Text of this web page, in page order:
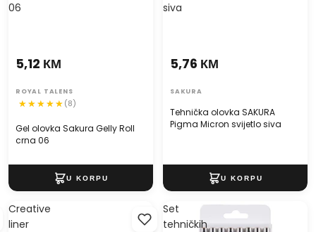
06
Gel olovka Sakura Gelly Roll
crna 06
5,12 КМ
ROYAL TALENS
(8)
siva
Tehnička olovka SAKURA
Pigma Micron svijetlo siva
5,76 КМ
SAKURA
Creative
liner
Set
tehničkih